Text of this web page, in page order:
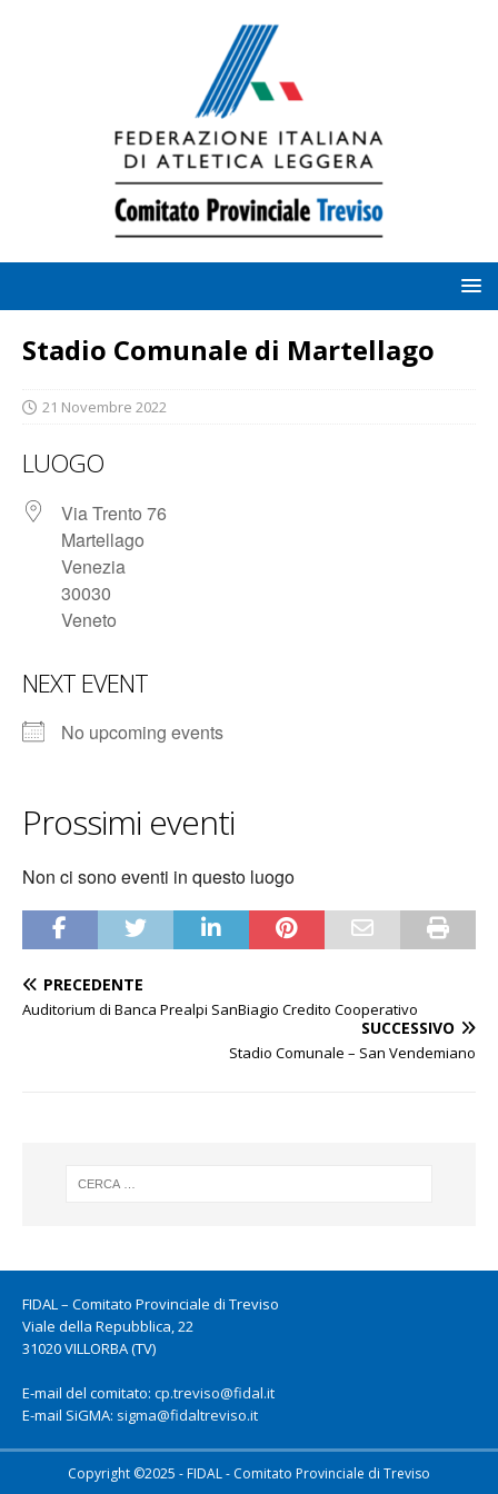
Stadio Comunale di Martellago
21 Novembre 2022
LUOGO
Via Trento 76
Martellago
Venezia
30030
Veneto
NEXT EVENT
No upcoming events
Prossimi eventi
Non ci sono eventi in questo luogo
PRECEDENTE
Auditorium di Banca Prealpi SanBiagio Credito Cooperativo
SUCCESSIVO
Stadio Comunale – San Vendemiano
FIDAL – Comitato Provinciale di Treviso
Viale della Repubblica, 22
31020 VILLORBA (TV)
E-mail del comitato: cp.treviso@fidal.it
E-mail SiGMA: sigma@fidaltreviso.it
Copyright ©2025 - FIDAL - Comitato Provinciale di Treviso